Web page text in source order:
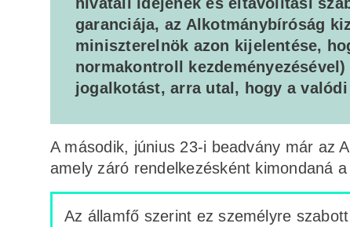
garanciája, az Alkotmánybíróság
miniszterelnök azon kijelentése,
normakontroll
jogalkotást, arra utal, hogy a
A második, június 23-i beadvány már az
amely záró rendelkezésként kimondaná
Az államfő szerint ez személyre